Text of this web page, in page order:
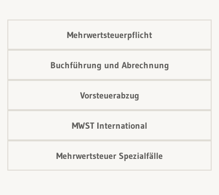
Mehrwertsteuerpflicht
Buchführung und Abrechnung
Vorsteuerabzug
MWST International
Mehrwertsteuer Spezialfälle